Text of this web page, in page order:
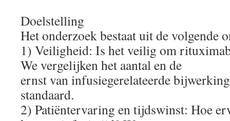
Doelstelling
Het onderzoek bestaat uit de volgende
1) Veiligheid: Is het veilig om
We vergelijken het aantal en de
ernst van infusiegerelateerde
standaard.
2) Patiëntervaring en tijdswinst: Hoe